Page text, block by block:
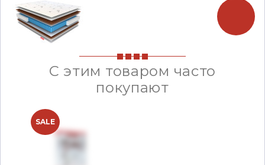
С этим товаром часто
покупают
SALE